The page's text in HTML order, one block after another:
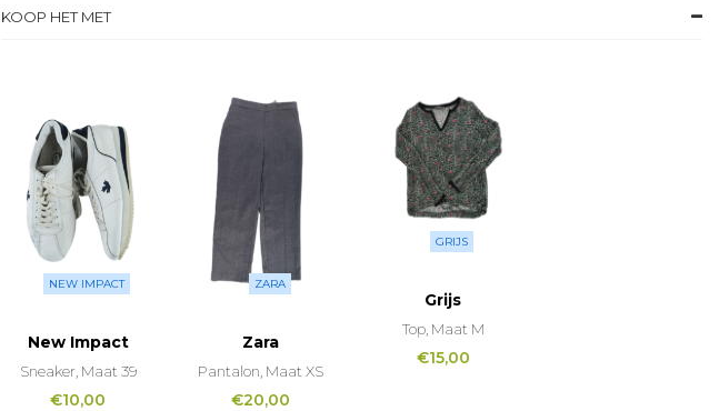
KOOP HET MET
NEW IMPACT
New Impact
Sneaker, Maat 39
€10,00
ZARA
Zara
Pantalon, Maat XS
€20,00
GRIJS
Grijs
Top, Maat M
€15,00